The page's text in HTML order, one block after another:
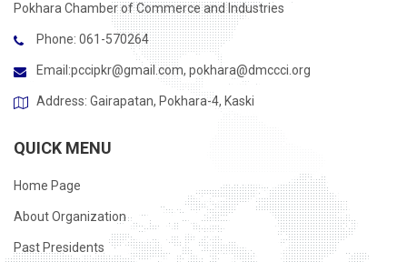
Pokhara Chamber of Commerce and Industries
Phone: 061-570264
Email:pccipkr@gmail.com, pokhara@dmccci.org
Address: Gairapatan, Pokhara-4, Kaski
QUICK MENU
Home Page
About Organization
Past Presidents